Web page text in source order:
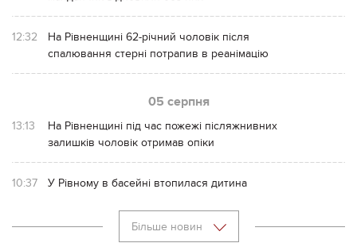
12:32
На Рівненщині 62-річний чоловік після
спалювання стерні потрапив в реанімацію
05 серпня
13:13
На Рівненщині під час пожежі післяжнивних
залишків чоловік отримав опіки
10:37 У Рівному в басейні втопилася дитина
Більше новин